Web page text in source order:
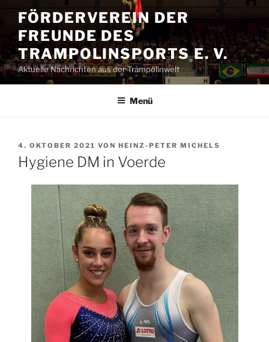
Inhalt
springen
FÖRDERVEREIN DER
FREUNDE DES
TRAMPOLINSPORTS E. V.
Aktuelle Nachrichten aus der Trampolinwelt
Menü
VERÖFFENTLICHT
AM
4. OKTOBER 2021 VON HEINZ-PETER MICHELS
Hygiene DM in Voerde